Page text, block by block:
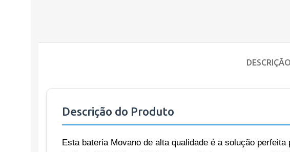
DESCRIÇÃO
Descrição do Produto
Esta bateria Movano de alta qualidade é a solução